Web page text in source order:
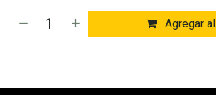
Agregar